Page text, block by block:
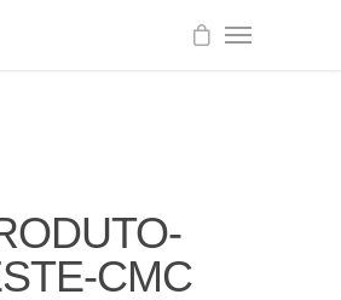
CMC